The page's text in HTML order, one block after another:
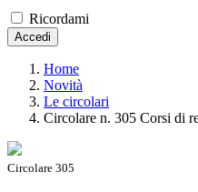
Ricordami
Accedi
Home
Novità
Le circolari
Circolare n. 305 Corsi di
Circolare 305